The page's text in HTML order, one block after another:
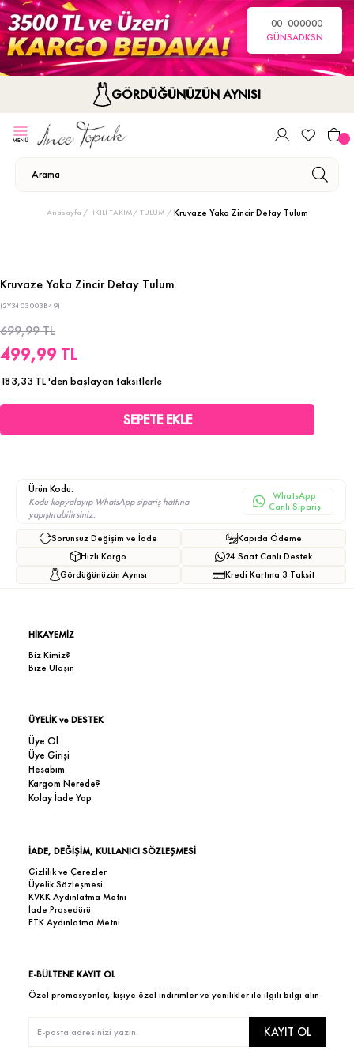
00
GÜN
00
SA
00
DK
00
SN
GÖRDÜĞÜNÜZÜN AYNISI
Anasayfa İKİLİ TAKIM/ TULUM Kruvaze Yaka Zincir Detay Tulum
Kruvaze Yaka Zincir Detay Tulum
(2Y3403003B49)
699,99 TL
499,99 TL
183,33 TL'den başlayan taksitlerle
Ürün Kodu:
Kodu kopyalayıp WhatsApp sipariş hattına
yapıştırabilirsiniz.
WhatsApp
Canlı Sipariş
Sorunsuz Değişim ve İade
Hızlı Kargo
Gördüğünüzün Aynısı
Kapıda Ödeme
24 Saat Canlı Destek
Kredi Kartına 3 Taksit
HİKAYEMİZ
Biz Kimiz?
Bize Ulaşın
ÜYELİK ve DESTEK
Üye Ol
Üye Girişi
Hesabım
Kargom Nerede?
Kolay İade Yap
İADE, DEĞİŞİM, KULLANICI SÖZLEŞMESİ
Gizlilik ve Çerezler
Üyelik Sözleşmesi
KVKK Aydınlatma Metni
İade Prosedürü
ETK Aydınlatma Metni
E-BÜLTENE KAYIT OL
Özel promosyonlar, kişiye özel indirimler ve yenilikler ile ilgili bilgi alın
KAYIT OL